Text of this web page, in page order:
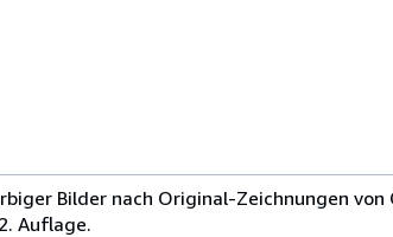
Bilder nach Original-Zeichnungen von
Auflage.